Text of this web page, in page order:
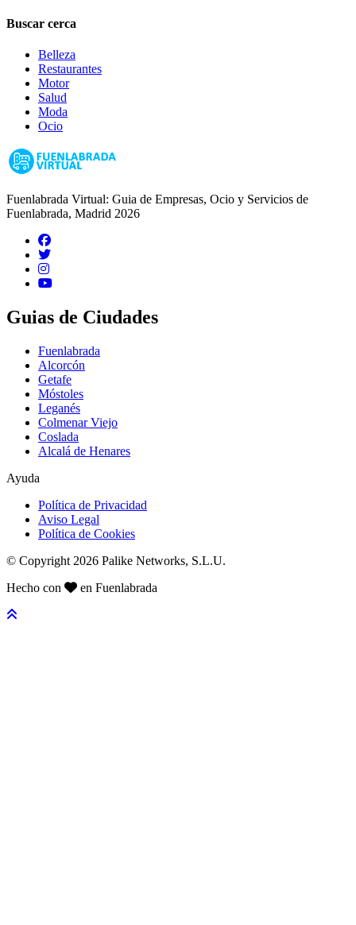
Buscar cerca
Belleza
Restaurantes
Motor
Salud
Moda
Ocio
Fuenlabrada Virtual: Guia de Empresas, Ocio y Servicios de
Fuenlabrada, Madrid 2026
Guias de Ciudades
Fuenlabrada
Alcorcón
Getafe
Móstoles
Leganés
Colmenar Viejo
Coslada
Alcalá de Henares
Ayuda
Política de Privacidad
Aviso Legal
Política de Cookies
© Copyright 2026 Palike Networks, S.L.U.
Hecho con
en Fuenlabrada